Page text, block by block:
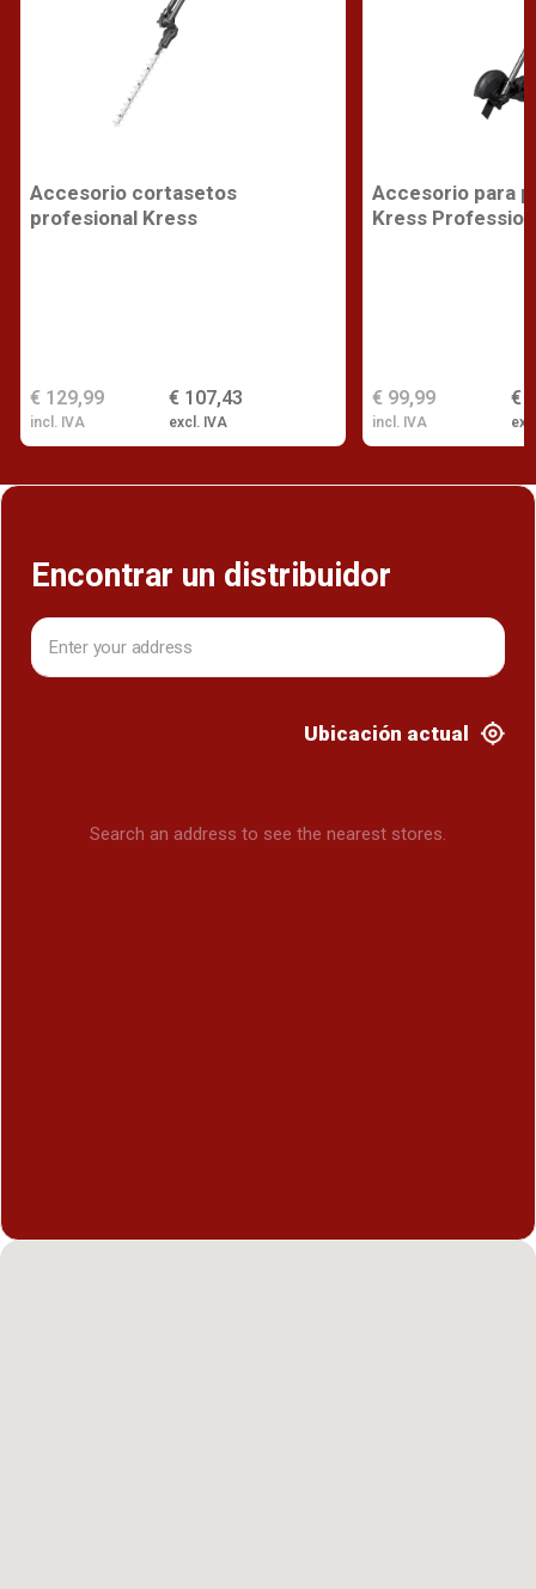
Accesorio cortasetos
profesional Kress
€ 107,43
excl. IVA
€ 129,99
incl. IVA
Accesorio para
Kress
€
€ 99,99
incl. IVA
Encontrar un distribuidor
Ubicación actual
Search an address to see the nearest stores.